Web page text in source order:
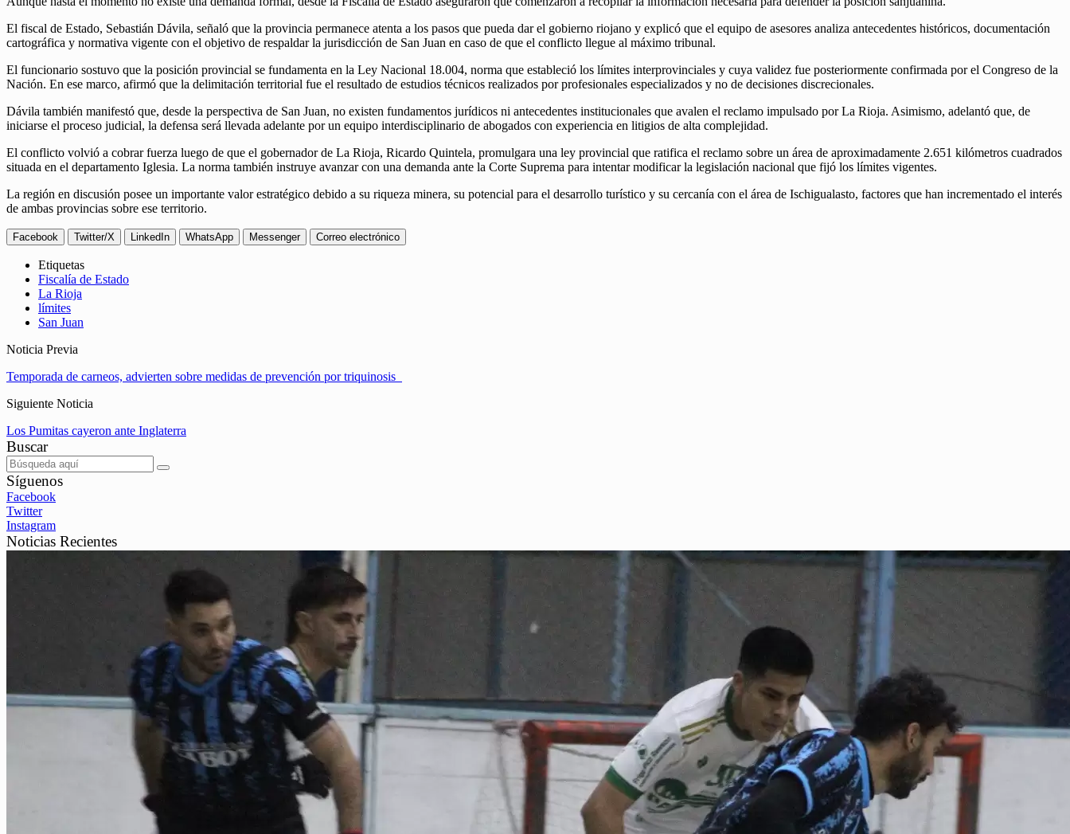
El fiscal de Estado, Sebastián Dávila, señaló que la provincia permanece atenta a los pasos que pueda dar el gobierno riojano y explicó que el equipo de asesores analiza antecedentes históricos, documentación
cartográfica y normativa vigente con el objetivo de respaldar la jurisdicción de San Juan en caso de que el conflicto llegue al máximo tribunal.
El funcionario sostuvo que la posición provincial se fundamenta en la Ley Nacional 18.004, norma que estableció los límites interprovinciales y cuya validez fue posteriormente confirmada por el Congreso de la
Nación. En ese marco, afirmó que la delimitación territorial fue el resultado de estudios técnicos realizados por profesionales especializados y no de decisiones discrecionales.
Dávila también manifestó que, desde la perspectiva de San Juan, no existen fundamentos jurídicos ni antecedentes institucionales que avalen el reclamo impulsado por La Rioja. Asimismo, adelantó que, de
iniciarse el proceso judicial, la defensa será llevada adelante por un equipo interdisciplinario de abogados con experiencia en litigios de alta complejidad.
El conflicto volvió a cobrar fuerza luego de que el gobernador de La Rioja, Ricardo Quintela, promulgara una ley provincial que ratifica el reclamo sobre un área de aproximadamente 2.651 kilómetros cuadrados
situada en el departamento Iglesia. La norma también instruye avanzar con una demanda ante la Corte Suprema para intentar modificar la legislación nacional que fijó los límites vigentes.
La región en discusión posee un importante valor estratégico debido a su riqueza minera, su potencial para el desarrollo turístico y su cercanía con el área de Ischigualasto, factores que han incrementado el interés
de ambas provincias sobre ese territorio.
Facebook Twitter/X LinkedIn WhatsApp Messenger Correo electrónico
Etiquetas
Fiscalía de Estado
La Rioja
límites
San Juan
Noticia Previa
Temporada de carneos, advierten sobre medidas de prevención por triquinosis
Siguiente Noticia
Los Pumitas cayeron ante Inglaterra
Buscar
Síguenos
Facebook
Twitter
Instagram
Noticias Recientes